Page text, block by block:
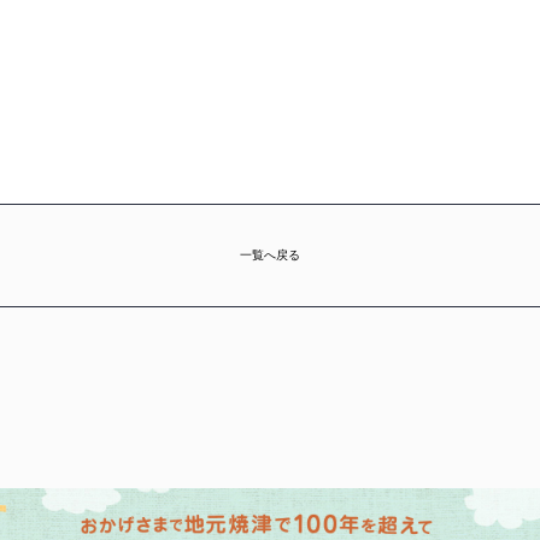
一覧へ戻る